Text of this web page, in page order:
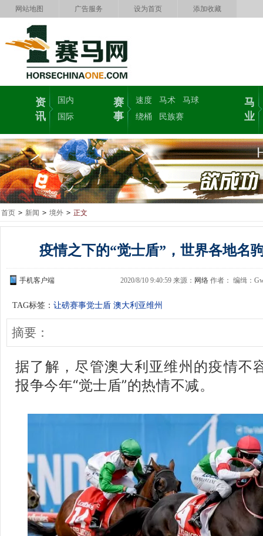
网站地图 广告服务 设为首页 添加收藏
资
讯
国内
国际
赛
事
速度 马术
马球
绕桶
民族赛
马
业
首页 > 新闻 > 境外 > 正文
疫情之下的“觉士盾”，世界各地名
手机客户端 2020/8/10 9:40:59 来源： 网络 作者： 编缉：
TAG标签： 让磅赛事觉士盾 澳大利亚维州
摘要：
据了解，尽管澳大利亚维州的疫情不
报争今年“觉士盾”的热情不减。